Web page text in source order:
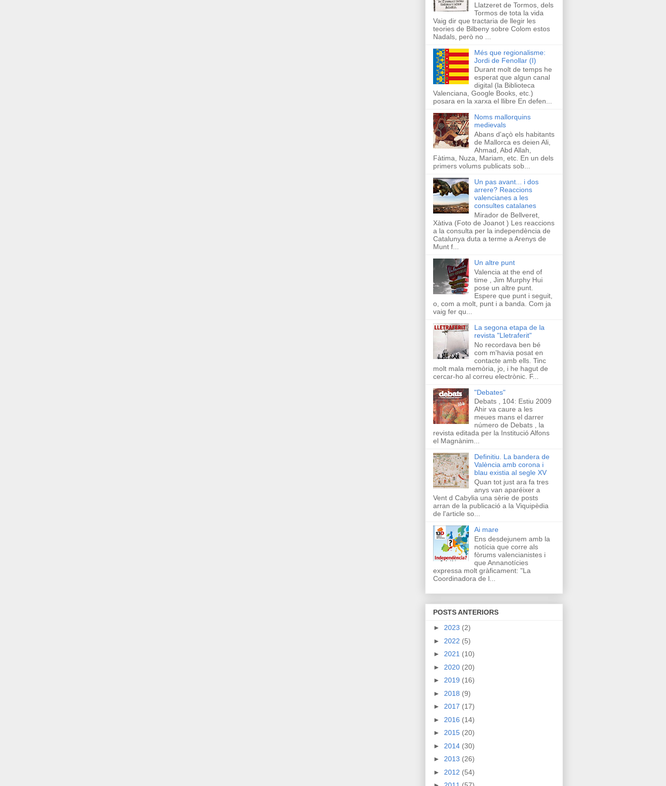
Llatzeret de Tormos, dels
Tormos de tota la vida
Vaig dir que tractaria de llegir les
teories de Bilbeny sobre Colom estos
Nadals, però no ...
Més que regionalisme:
Jordi de Fenollar (I)
Durant molt de temps he
esperat que algun canal
digital (la Biblioteca
Valenciana, Google Books, etc.)
posara en la xarxa el llibre En defen...
Noms mallorquins
medievals
Abans d'açò els habitants
de Mallorca es deien Ali,
Ahmad, Abd Allah,
Fàtima, Nuza, Mariam, etc. En un dels
primers volums publicats sob...
Un pas avant... i dos
arrere? Reaccions
valencianes a les
consultes catalanes
Mirador de Bellveret,
Xàtiva (Foto de Joanot ) Les reaccions
a la consulta per la independència de
Catalunya duta a terme a Arenys de
Munt f...
Un altre punt
Valencia at the end of
time , Jim Murphy Hui
pose un altre punt.
Espere que punt i seguit,
o, com a molt, punt i a banda. Com ja
vaig fer qu...
La segona etapa de la
revista "Lletraferit"
No recordava ben bé
com m'havia posat en
contacte amb ells. Tinc
molt mala memòria, jo, i he hagut de
cercar-ho al correu electrònic. F...
"Debates"
Debats , 104: Estiu 2009
Ahir va caure a les
meues mans el darrer
número de Debats , la
revista editada per la Institució Alfons
el Magnànim...
Definitiu. La bandera de
València amb corona i
blau existia al segle XV
Quan tot just ara fa tres
anys van aparéixer a
Vent d Cabylia una sèrie de posts
arran de la publicació a la Viquipèdia
de l'article so...
Ai mare
Ens desdejunem amb la
notícia que corre als
fòrums valencianistes i
que Annanotícies
expressa molt gràficament: "La
Coordinadora de l...
POSTS ANTERIORS
► 2023 (2)
► 2022 (5)
► 2021 (10)
► 2020 (20)
► 2019 (16)
► 2018 (9)
► 2017 (17)
► 2016 (14)
► 2015 (20)
► 2014 (30)
► 2013 (26)
► 2012 (54)